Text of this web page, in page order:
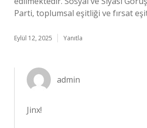
Parti, toplumsal eşitliği ve fırsat
Eylül 12, 2025 Yanıtla
admin
Jinx!